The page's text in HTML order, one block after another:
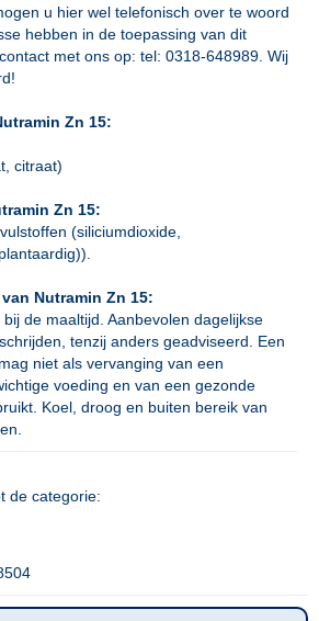
u hier wel telefonisch over te woord
hebben in de toepassing van dit
met ons op: tel: 0318-648989. Wij
Zn 15:
citraat)
Zn 15:
(siliciumdioxide,
Nutramin Zn 15:
de maaltijd. Aanbevolen dagelijkse
tenzij anders geadviseerd. Een
niet als vervanging van een
voeding en van een gezonde
Koel, droog en buiten bereik van
de categorie: